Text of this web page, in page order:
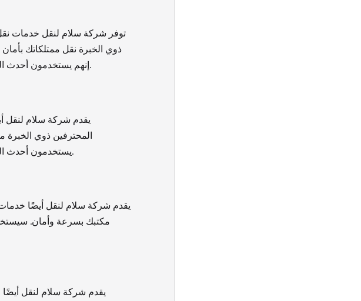
توفر شركة سلام لنقل خدمات
ذوي الخبرة نقل ممتلكاتك
إنهم يستخدمون أحدث المعدات والتقنيات لضمان نقل متعلقاتك بسلامة وأمان.
يقدم شركة سلام لنقل
المحترفين ذوي الخبرة
يستخدمون أحدث المعدات والتقنيات لضمان نقل متعلقاتك بسلامة وأمان.
يقدم شركة سلام لنقل أيضًا
مكتبك بسرعة وأمان.
يقدم شركة سلام لنقل